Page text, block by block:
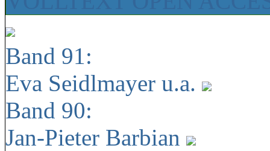
Band 91:
Eva Seidlmayer u.a.
Band 90:
Jan-Pieter Barbian